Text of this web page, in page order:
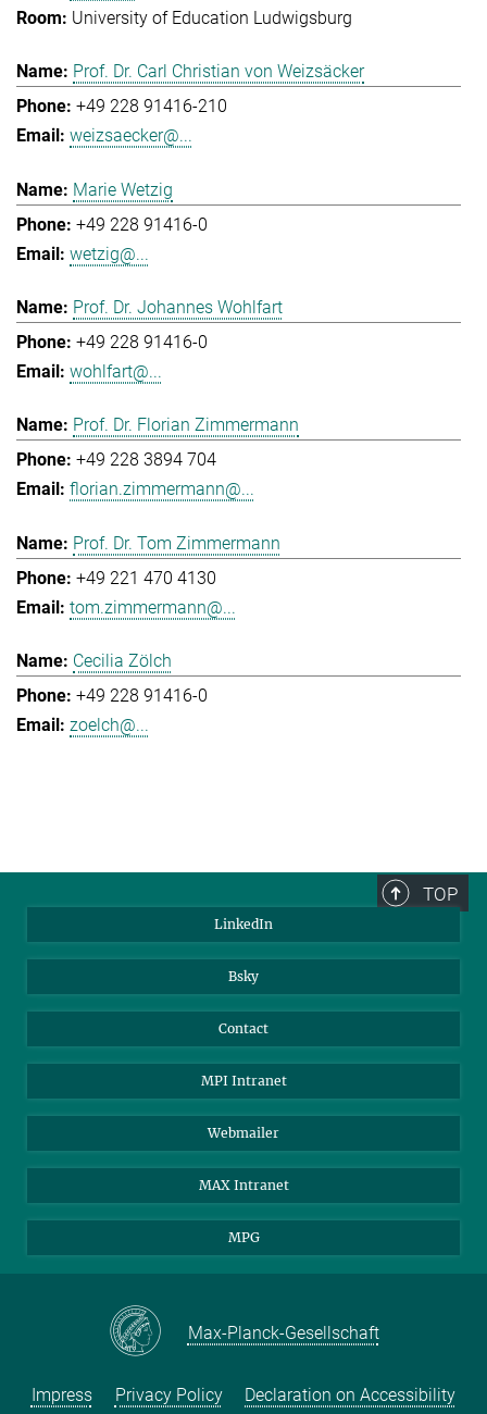
University of Education Ludwigsburg
Prof. Dr. Carl Christian von Weizsäcker
+49 228 91416-210
weizsaecker@...
Marie Wetzig
+49 228 91416-0
wetzig@...
Prof. Dr. Johannes Wohlfart
+49 228 91416-0
wohlfart@...
Prof. Dr. Florian Zimmermann
+49 228 3894 704
florian.zimmermann@...
Prof. Dr. Tom Zimmermann
+49 221 470 4130
tom.zimmermann@...
Cecilia Zölch
+49 228 91416-0
zoelch@...
TOP
LinkedIn
Bsky
Contact
MPI Intranet
Webmailer
MAX Intranet
MPG
Max-Planck-Gesellschaft
Impress Privacy Policy Declaration on Accessibility